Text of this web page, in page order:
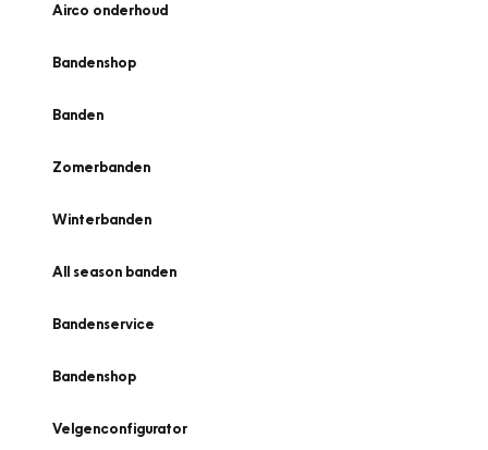
Airco onderhoud
Bandenshop
Banden
Zomerbanden
Winterbanden
All season banden
Bandenservice
Bandenshop
Velgenconfigurator